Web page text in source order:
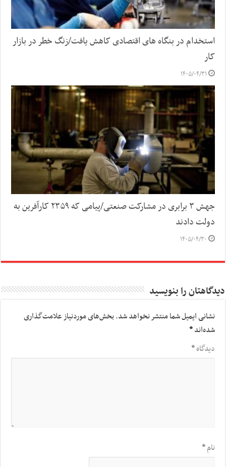
استخدام در بنگاه های اقتصادی کاهش یافت/زنگ خطر در بازار
کار
۱۴۰۵/۰۴/۳۱
جهش ۳ برابری در مشارکت صنعتی/پیامی که ۲۳۵۹ کارآفرین به
دولت دادند
۱۴۰۵/۰۴/۳۰
دیدگاهتان را بنویسید
نشانی ایمیل شما منتشر نخواهد شد.بخش‌های موردنیاز علامت‌گذاری
شده‌اند*
دیدگاه*
نام*